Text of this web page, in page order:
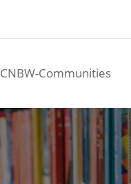
CNBW-Communities